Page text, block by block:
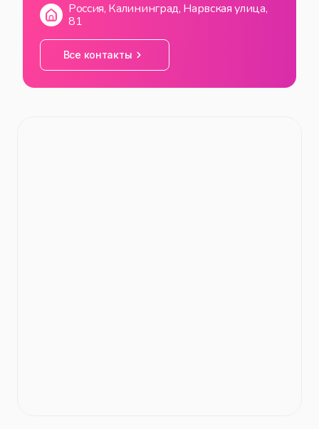
Россия, Калининград, Нарвская улица,
81
Все контакты